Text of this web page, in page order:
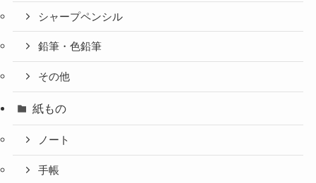
シャープペンシル
鉛筆・色鉛筆
その他
紙もの
ノート
手帳